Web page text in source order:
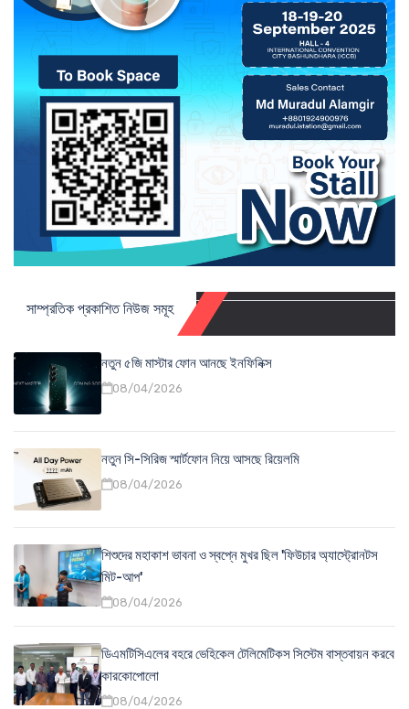
সাম্প্রতিক প্রকাশিত নিউজ সমূহ
নতুন ৫জি মাস্টার ফোন আনছে ইনফিনিক্স
08/04/2026
নতুন সি-সিরিজ স্মার্টফোন নিয়ে আসছে রিয়েলমি
08/04/2026
শিশুদের মহাকাশ ভাবনা ও স্বপ্নে মুখর ছিল 'ফিউচার অ্যাস্ট্রোনটস
মিট-আপ'
08/04/2026
ডিএমটিসিএলের বহরে ভেহিকেল টেলিমেটিকস সিস্টেম বাস্তবায়ন করবে
কারকোপোলো
08/04/2026